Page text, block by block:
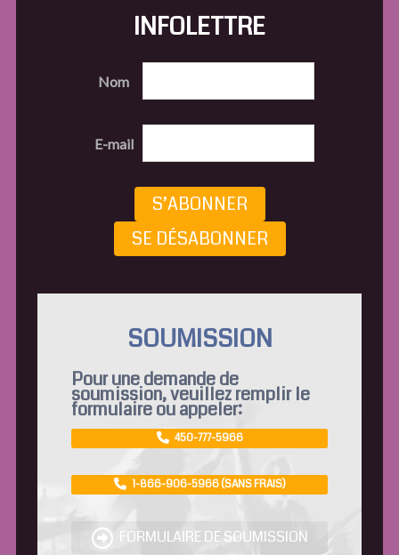
INFOLETTRE
Nom
E-mail
S’ABONNER
SE DÉSABONNER
SOUMISSION
Pour une demande de
soumission, veuillez remplir le
formulaire ou appeler:
450-777-5966
1-866-906-5966 (SANS FRAIS)
FORMULAIRE DE SOUMISSION